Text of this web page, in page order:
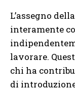
L’assegno
interamente
lavorare.
chi ha
di